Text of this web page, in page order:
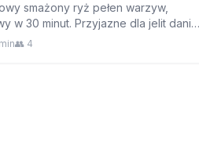
smażony ryż pełen warzyw,
w 30 minut. Przyjazne dla jelit danie
które jest świeższe, zdrowsze i
👥 4